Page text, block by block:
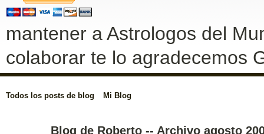
mantener a Astrologos del
colaborar te lo agradecemos
Todos los posts de blog Mi Blog
Blog de Roberto -- Archivo agosto